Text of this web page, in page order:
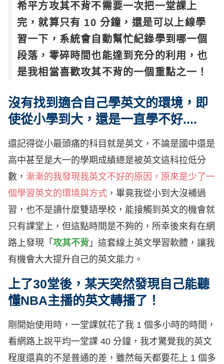
希平方攻其不背不需要一次把一堂課上
完，就算只有 10 分鐘，還是可以上線學
習一下，系統會自動幫忙紀錄學到哪一個
段落，零碎時間也能達到充分的利用，也
是我相當喜歡攻其不背的一個重點之一！
沒有找到適合自己學英文的環境，即
使從小學到大，還是一直學不好....
還記得從小最頭痛的科目就是英文，不論是國中還是
高中甚至是大一的學期成績總是被英文這科拉低分
數， 漸漸的我發現我英文不好的原因，原來是少了一
個學習英文的環境與方式 ，畢竟我從小到大沒補過
習，也不是讀什麼雙語學校，能接觸到英文的機會就
只有課堂上，但這點時間是不夠的，所幸後來有在網
路上發現「 攻其不背 」這套線上英文學習軟體，讓我
有機會大大提升自己的英文能力。
上了30堂後，某天突然發現自己能聽
懂NBA主播的英文轉播了！
剛開始使用時，一堂課就花了我 1 個多小時的時間，
看網路上說平均一堂課 40 分鐘，我才驚覺我的英文
程度還真的不是普通的差，雖然每天都要花上 1 個多